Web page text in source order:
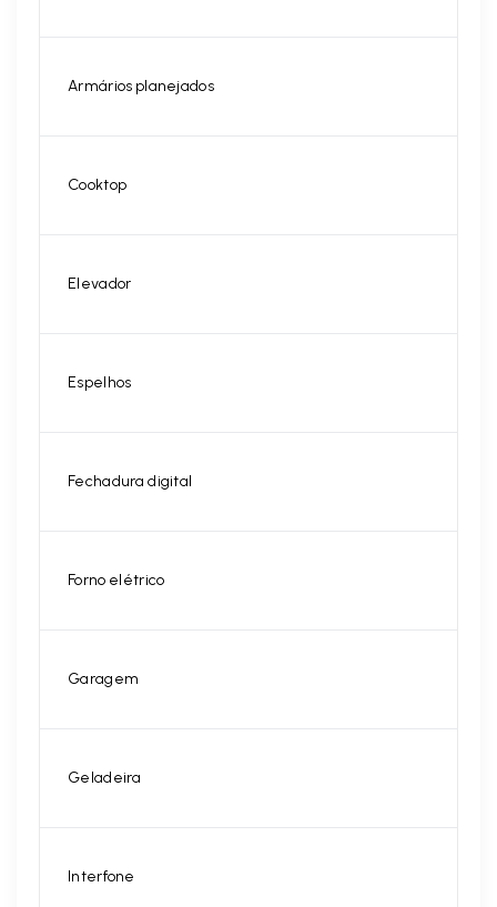
Armários planejados
Cooktop
Elevador
Espelhos
Fechadura digital
Forno elétrico
Garagem
Geladeira
Interfone